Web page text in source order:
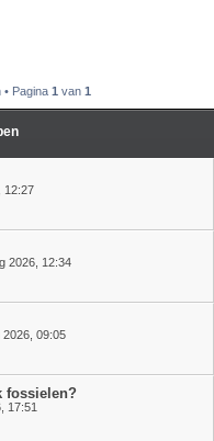
Pagina 1 van 1
12:27
2026, 12:34
2026, 09:05
fossielen?
17:51